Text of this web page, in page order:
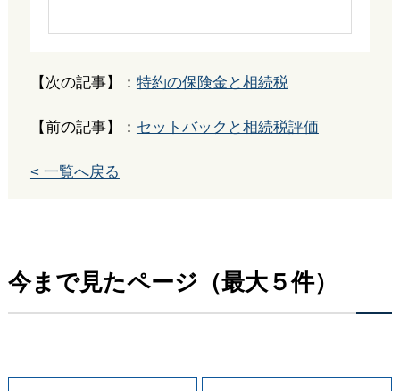
【次の記事】： 特約の保険金と相続税
【前の記事】： セットバックと相続税評価
< 一覧へ戻る
今まで見たページ（最大５件）